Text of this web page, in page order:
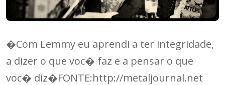
�Com Lemmy eu aprendi a ter integridade,
a dizer o que voc� faz e a pensar o que
voc� diz�FONTE:http://metaljournal.net